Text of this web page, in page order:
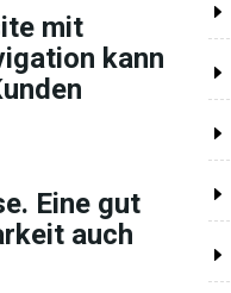
mit
kann
Eine gut
auch